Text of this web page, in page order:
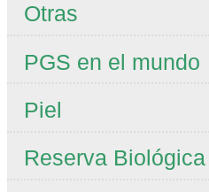
Otras
PGS en el mundo
Piel
Reserva Biológica